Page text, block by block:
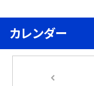
カレンダー